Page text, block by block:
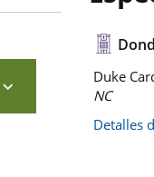
Duke
NC
Detalles